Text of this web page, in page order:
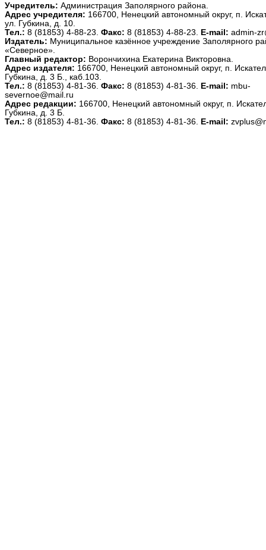
Учредитель: Администрация Заполярного района.
Адрес учредителя: 166700, Ненецкий автономный округ, п.
ул. Губкина, д. 10.
Тел.: 8 (81853) 4-88-23. Факс: 8 (81853) 4-88-23. E-mail: admin-
Издатель: Муниципальное казённое учреждение Заполярного
«Северное».
Главный редактор: Ворончихина Екатерина Викторовна.
Адрес издателя: 166700, Ненецкий автономный округ, п.
Губкина, д. 3 Б., каб.103.
Тел.: 8 (81853) 4-81-36. Факс: 8 (81853) 4-81-36. E-mail: mbu-
severnoe@mail.ru
Адрес редакции: 166700, Ненецкий автономный округ, п.
Губкина, д. 3 Б.
Тел.: 8 (81853) 4-81-36. Факс: 8 (81853) 4-81-36. E-mail: